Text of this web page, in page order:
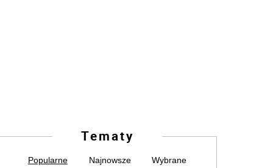
Tematy
Popularne Najnowsze Wybrane